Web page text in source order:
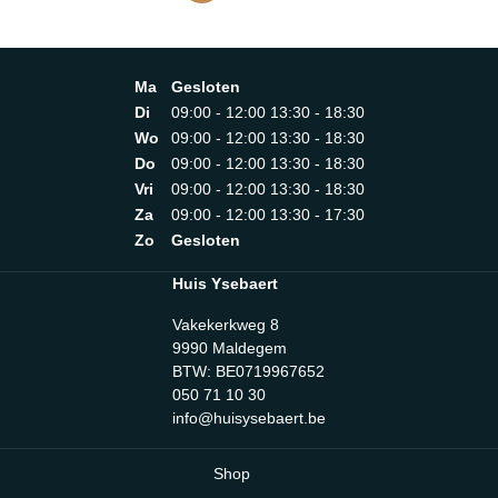
efficiëntieklasse (A+++ – D) A+++ECO-motor
in kWh/jaar 23,1Categorie hydrodynamische efficiëntie
AFiltersysteemAantal vaatwasserbestendige roestvrijstalen
vetfiltersroestvrij stalen vetfilters (10-laags) 1
Ma
Gesloten
Di
09:00 - 12:00 13:30 - 18:30
Wo
09:00 - 12:00 13:30 - 18:30
Do
09:00 - 12:00 13:30 - 18:30
Vri
09:00 - 12:00 13:30 - 18:30
Za
09:00 - 12:00 13:30 - 17:30
Zo
Gesloten
Huis Ysebaert
Vakekerkweg 8
9990 Maldegem
BTW: BE0719967652
050 71 10 30
info@huisysebaert.be
Shop